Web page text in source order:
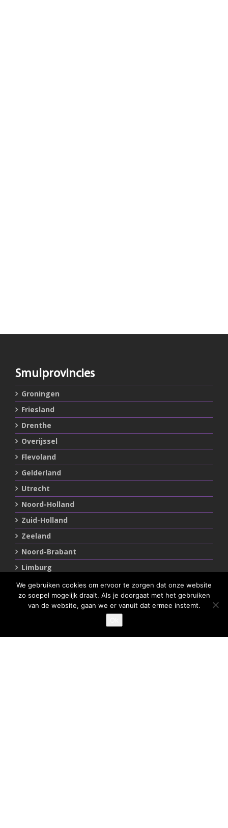
Smulprovincies
Groningen
Friesland
Drenthe
Overijssel
Flevoland
Gelderland
Utrecht
Noord-Holland
Zuid-Holland
Zeeland
Noord-Brabant
Limburg
Statements
We gebruiken cookies om ervoor te zorgen dat onze website
zo soepel mogelijk draait. Als je doorgaat met het gebruiken
van de website, gaan we er vanuit dat ermee instemt.